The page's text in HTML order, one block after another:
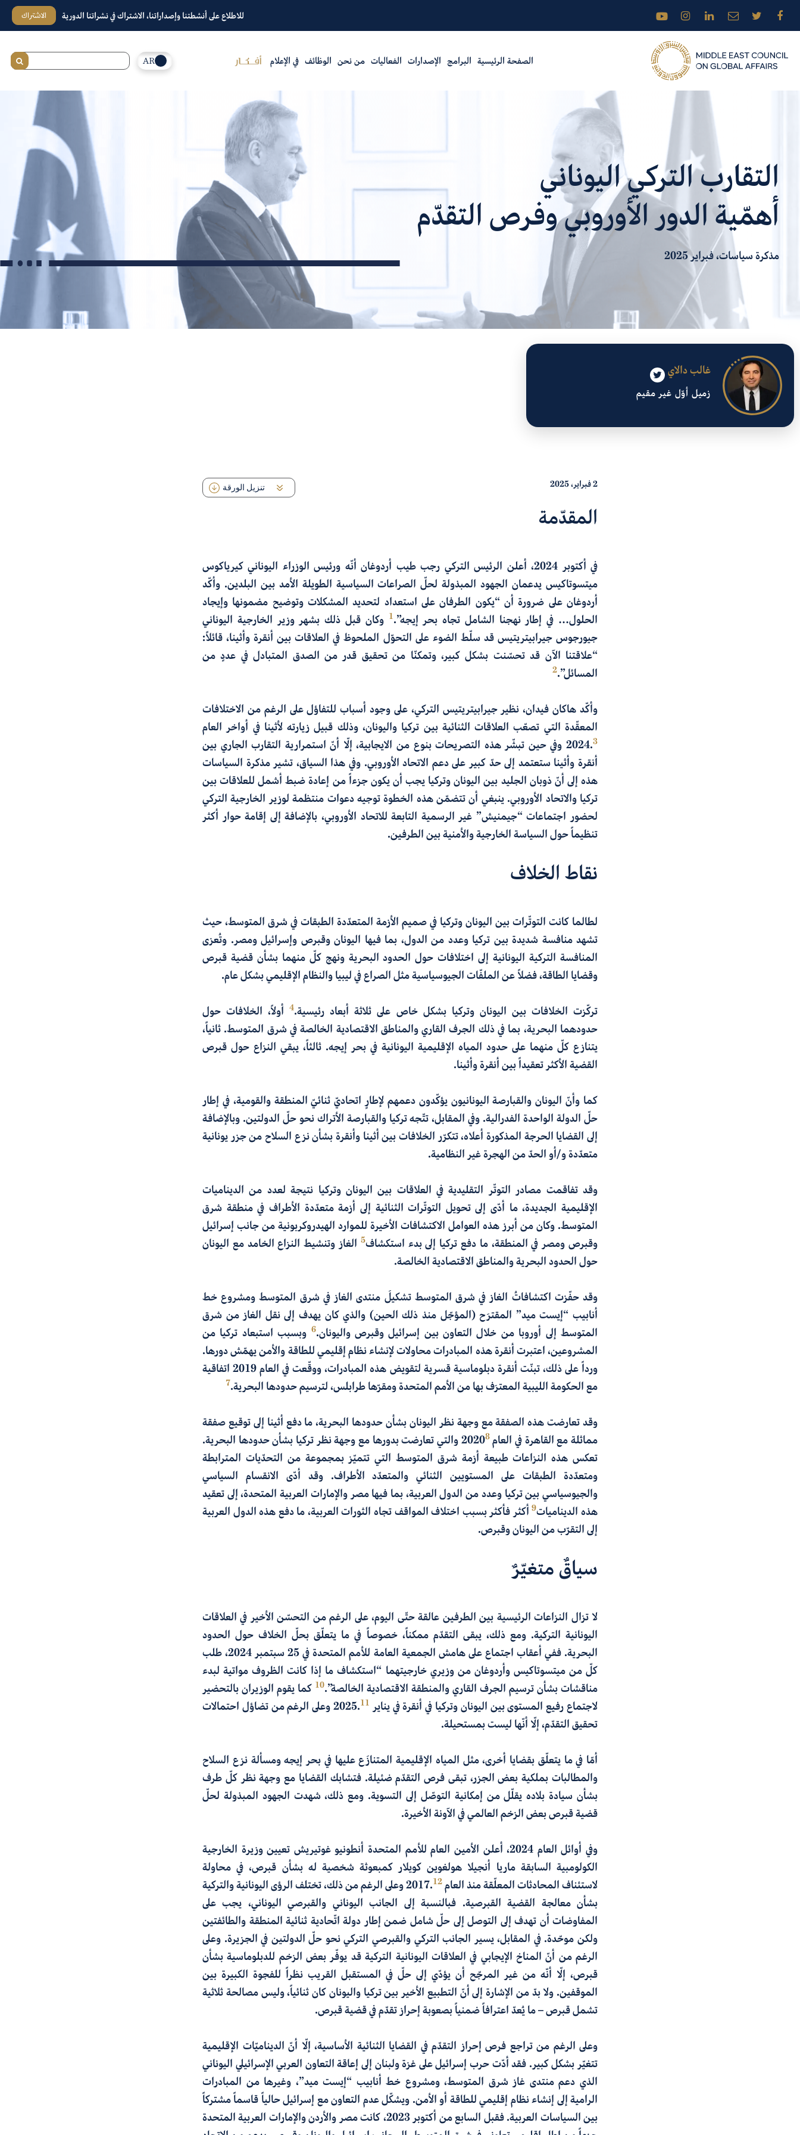
للاطلاع على أنشطتنا وإصداراتنا، الاشتراك في نشراتنا الدورية الاشتراك
الصفحة الرئيسية البرامج الإصدارات الفعاليات من نحن الوظائف في الإعلام AR
التقارب التركي اليوناني
أهمّية الدور الأوروبي وفرص التقدّم
مذكرة سياسات، فبراير 2025
غالب دالاي
زميل أوّل غير مقيم
2 فبراير، 2025 تنزيل الورقة
المقدّمة
في أكتوبر 2024، أعلن الرئيس التركي رجب طيب أردوغان أنّه ورئيس الوزراء اليوناني كيرياكوس
ميتسوتاكيس يدعمان الجهود المبذولة لحلّ الصراعات السياسية الطويلة الأمد بين البلدين. وأكّد
أردوغان على ضرورة أن “يكون الطرفان على استعداد لتحديد المشكلات وتوضيح مضمونها وإيجاد
الحلول… في إطار نهجنا الشامل تجاه بحر إيجه”.1 وكان قبل ذلك بشهر وزير الخارجية اليوناني
جيورجوس جيرابيتريتيس قد سلّط الضوء على التحوّل الملحوظ في العلاقات بين أنقرة وأثينا، قائلاً:
“علاقتنا الآن قد تحسّنت بشكل كبير، وتمكنّا من تحقيق قدر من الصدق المتبادل في عددٍ من
المسائل”.2
وأكّد هاكان فيدان، نظير جيرابيتريتيس التركي، على وجود أسباب للتفاؤل على الرغم من الاختلافات
المعقّدة التي تصعّب العلاقات الثنائية بين تركيا واليونان، وذلك قبيل زيارته لأثينا في أواخر العام
2024.3
وفي حين تبشّر هذه التصريحات بنوع من الايجابية، إلّا أنّ استمرارية التقارب الجاري بين
أنقرة وأثينا ستعتمد إلى حدّ كبير على دعم الاتحاد الأوروبي. وفي هذا السياق، تشير مذكرة السياسات
هذه إلى أنّ ذوبان الجليد بين اليونان وتركيا يجب أن يكون جزءاً من إعادة ضبط أشمل للعلاقات بين
تركيا والاتحاد الأوروبي. ينبغي أن تتضمّن هذه الخطوة توجيه دعوات منتظمة لوزير الخارجية التركي
لحضور اجتماعات “جيمنيش” غير الرسمية التابعة للاتحاد الأوروبي، بالإضافة إلى إقامة حوار أكثر
تنظيماً حول السياسة الخارجية والأمنية بين الطرفين.
نقاط الخلاف
لطالما كانت التوتّرات بين اليونان وتركيا في صميم الأزمة المتعدّدة الطبقات في شرق المتوسط، حيث
تشهد منافسة شديدة بين تركيا وعدد من الدول، بما فيها اليونان وقبرص وإسرائيل ومصر. وتُعزى
المنافسة التركية اليونانية إلى اختلافات حول الحدود البحرية ونهج كلّ منهما بشأن قضية قبرص
وقضايا الطاقة، فضلاً عن الملفّات الجيوسياسية مثل الصراع في ليبيا والنظام الإقليمي بشكل عام.
تركّزت الخلافات بين اليونان وتركيا بشكل خاص على ثلاثة أبعاد رئيسية.4أولاً، الخلافات حول
حدودهما البحرية، بما في ذلك الجرف القاري والمناطق الاقتصادية الخالصة في شرق المتوسط. ثانياً،
يتنازع كلّ منهما على حدود المياه الإقليمية اليونانية في بحر إيجه. ثالثاً، يبقي النزاع حول قبرص
القضية الأكثر تعقيداً بين أنقرة وأثينا.
كما وأنّ اليونان والقبارصة اليونانيون يؤكّدون دعمهم لإطارٍ اتحاديّ ثنائيّ المنطقة والقومية، في إطار
حلّ الدولة الواحدة الفدرالية. وفي المقابل، تتّجه تركيا والقبارصة الأتراك نحو حلّ الدولتين. وبالإضافة
إلى القضايا الحرجة المذكورة أعلاه، تتكرّر الخلافات بين أثينا وأنقرة بشأن نزع السلاح من جزر يونانية
متعدّدة و/أو الحدّ من الهجرة غير النظامية.
وقد تفاقمت مصادر التوتّر التقليدية في العلاقات بين اليونان وتركيا نتيجة لعدد من الديناميات
الإقليمية الجديدة، ما أدّى إلى تحويل التوتّرات الثنائية إلى أزمة متعدّدة الأطراف في منطقة شرق
المتوسط. وكان من أبرز هذه العوامل الاكتشافات الأخيرة للموارد الهيدروكربونية من جانب إسرائيل
وقبرص ومصر في المنطقة، ما دفع تركيا إلى بدء استكشاف5 الغاز وتنشيط النزاع الخامد مع اليونان
حول الحدود البحرية والمناطق الاقتصادية الخالصة.
وقد حفّزت اكتشافاتُ الغاز في شرق المتوسط تشكيلَ منتدى الغاز في شرق المتوسط ​​ومشروع خط
أنابيب “إيست ميد” المقترَح (المؤجّل منذ ذلك الحين) والذي كان يهدف إلى نقل الغاز من شرق
المتوسط إلى أوروبا من خلال التعاون بين إسرائيل وقبرص واليونان.6 وبسبب استبعاد تركيا من
المشروعين، اعتبرت أنقرة هذه المبادرات محاولات لإنشاء نظام إقليمي للطاقة والأمن يهمّش دورها.
ورداً على ذلك، تبنّت أنقرة دبلوماسية قسرية لتقويض هذه المبادرات، ووقّعت في العام 2019 اتفاقية
مع الحكومة الليبية المعترَف بها من الأمم المتحدة ومقرّها طرابلس، لترسيم حدودها البحرية.7
وقد تعارضت هذه الصفقة مع وجهة نظر اليونان بشأن حدودها البحرية، ما دفع أثينا إلى توقيع صفقة
مماثلة مع القاهرة في العام 20208
والتي تعارضت بدورها مع وجهة نظر تركيا بشأن حدودها البحرية.
تعكس هذه النزاعات طبيعة أزمة شرق المتوسط ​​التي تتميّز بمجموعة من التحدّيات المترابطة
ومتعدّدة الطبقات على المستويين الثنائي والمتعدّد الأطراف. وقد أدّى الانقسام السياسي
والجيوسياسي بين تركيا وعدد من الدول العربية، بما فيها مصر والإمارات العربية المتحدة، إلى تعقيد
هذه الديناميات9أكثر فأكثر بسبب اختلاف المواقف تجاه الثورات العربية، ما دفع هذه الدول العربية
إلى التقرّب من اليونان وقبرص.
سياقٌ متغيّرٌ
لا تزال النزاعات الرئيسية بين الطرفين عالقة حتّى اليوم، على الرغم من التحسّن الأخير في العلاقات
اليونانية التركية. ومع ذلك، يبقى التقدّم ممكناً، خصوصاً في ما يتعلّق بحلّ الخلاف حول الحدود
البحرية. ففي أعقاب اجتماع على هامش الجمعية العامة للأمم المتحدة في 25 سبتمبر 2024، طلب
كلّ من ميتسوتاكيس وأردوغان من وزيري خارجيتهما “استكشاف ما إذا كانت الظروف مواتية لبدء
مناقشات بشأن ترسيم الجرف القاري والمنطقة الاقتصادية الخالصة”.10 كما يقوم الوزيران بالتحضير
لاجتماع رفيع المستوى بين اليونان وتركيا في أنقرة في يناير 2025. 11
وعلى الرغم من تضاؤل احتمالات
تحقيق التقدّم، إلّا أنّها ليست بمستحيلة.
أمّا في ما يتعلّق بقضايا أخرى، مثل المياه الإقليمية المتنازَع عليها في بحر إيجه ومسألة نزع السلاح
والمطالبات بملكية بعض الجزر، تبقى فرص التقدّم ضئيلة. فتشابك القضايا مع وجهة نظر كلّ طرف
بشأن سيادة بلاده يقلّل من إمكانية التوصّل إلى التسوية. ومع ذلك، شهدت الجهود المبذولة لحلّ
قضية قبرص بعض الزخم العالمي في الآونة الأخيرة.
وفي أوائل العام 2024، أعلن الأمين العام للأمم المتحدة أنطونيو غوتيريش تعيين وزيرة الخارجية
الكولومبية السابقة ماريا أنجيلا هولغوين كويلار كمبعوثة شخصية له بشأن قبرص، في محاولة
لاستئناف المحادثات المعلّقة منذ العام 2017. 12
وعلى الرغم من ذلك، تختلف الرؤى اليونانية والتركية
بشأن معالجة القضية القبرصية. فبالنسبة إلى الجانب اليوناني والقبرصي اليوناني، يجب على
المفاوضات أن تهدف إلى التوصل إلى حلّ شامل ضمن إطار دولة اتّحادية ثنائية المنطقة والطائفتين
ولكن موحّدة. في المقابل، يسير الجانب التركي والقبرصي التركي نحو حلّ الدولتين في الجزيرة. وعلى
الرغم من أنّ المناخ الإيجابي في العلاقات اليونانية التركية قد يوفّر بعض الزخم للدبلوماسية بشأن
قبرص، إلّا أنّه من غير المرجّح أن يؤدّي إلى حلّ في المستقبل القريب نظراً للفجوة الكبيرة بين
الموقفين. ولا بدّ من الإشارة إلى أنّ التطبيع الأخير بين تركيا واليونان كان ثنائياً، وليس مصالحة ثلاثية
تشمل قبرص – ما يُعدّ اعترافاً ضمنياً بصعوبة إحراز تقدّم في قضية قبرص.
وعلى الرغم من تراجع فرص إحراز التقدّم في القضايا الثنائية الأساسية، إلّا أنّ الديناميّات الإقليمية
تتغيّر بشكل كبير. فقد أدّت حرب إسرائيل على غزة ولبنان إلى إعاقة التعاون العربي الإسرائيلي اليوناني
الذي دعم منتدى غاز شرق المتوسط، ومشروع خط أنابيب “إيست ميد”، وغيرها من المبادرات
الرامية إلى إنشاء نظام إقليمي للطاقة أو الأمن. ويشكّل عدم التعاون مع إسرائيل حالياً قاسماً مشتركاً
بين السياسات العربية. فقبل السابع من أكتوبر 2023، كانت مصر والأردن والإمارات العربية المتحدة